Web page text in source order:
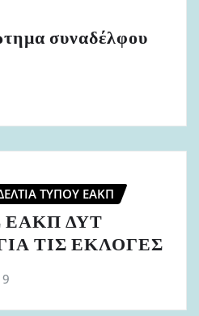
συναδέλφου
ΤΎΠΟΥ ΕΑΚΠ
ΔΥΤ
ΤΙΣ ΕΚΛΟΓΕΣ